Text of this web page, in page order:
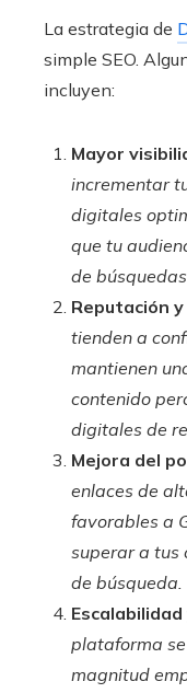
La estrategia de
simple SEO.
incluyen:
Mayor
incrementar
digitales
que tu
de
Reputación
tienden a
mantienen
contenido
digitales de
Mejora del
enlaces de
favorables a
superar a tus
de búsqueda.
plataforma
magnitud